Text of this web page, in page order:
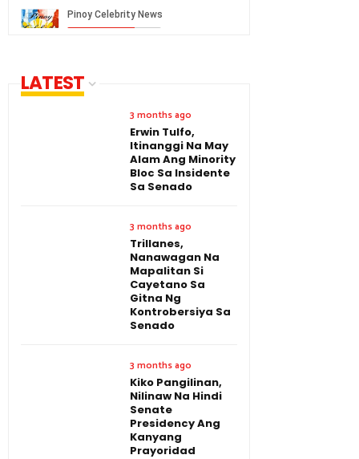
LATEST
3 months ago
Erwin Tulfo,
Itinanggi Na May
Alam Ang Minority
Bloc Sa Insidente
Sa Senado
3 months ago
Trillanes,
Nanawagan Na
Mapalitan Si
Cayetano Sa
Gitna Ng
Kontrobersiya Sa
Senado
3 months ago
Kiko Pangilinan,
Nilinaw Na Hindi
Senate
Presidency Ang
Kanyang
Prayoridad